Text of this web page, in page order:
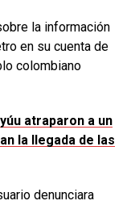
la información
en su cuenta de
colombiano
atraparon a un
la llegada de las
denunciara